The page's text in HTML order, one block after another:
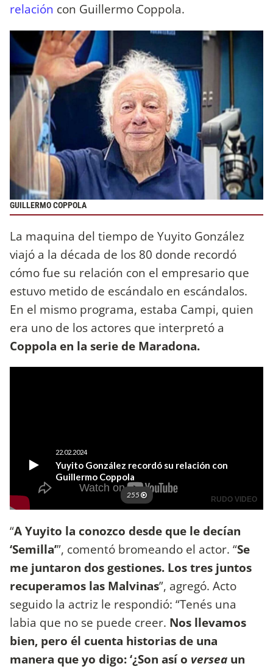
relación con Guillermo Coppola.
GUILLERMO COPPOLA
La maquina del tiempo de Yuyito González
viajó a la década de los 80 donde recordó
cómo fue su relación con el empresario que
estuvo metido de escándalo en escándalos.
En el mismo programa, estaba Campi, quien
era uno de los actores que interpretó a
Coppola en la serie de Maradona.
“A Yuyito la conozco desde que le decían
‘Semilla’”, comentó bromeando el actor. “Se
me juntaron dos gestiones. Los tres juntos
recuperamos las Malvinas”, agregó. Acto
seguido la actriz le respondió: “Tenés una
labia que no se puede creer. Nos llevamos
bien, pero él cuenta historias de una
manera que yo digo: ‘¿Son así o versea un